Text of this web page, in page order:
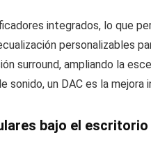
integrados, lo que
personalizables
surround, ampliando la
sonido, un DAC es la
bajo el